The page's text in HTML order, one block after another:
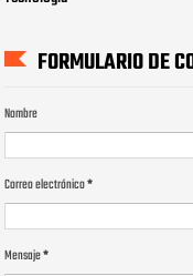
FORMULARIO DE
Nombre
Correo electrónico*
Mensaje*